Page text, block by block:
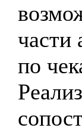
части
по